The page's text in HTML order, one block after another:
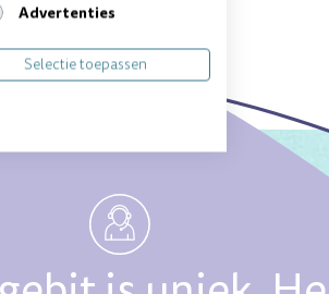
Advertenties
Selectie toepassen